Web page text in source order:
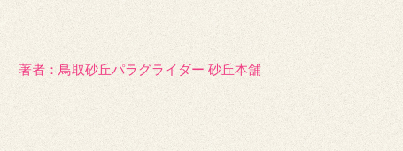
著者：️鳥取砂丘パラグライダー 砂丘本舗